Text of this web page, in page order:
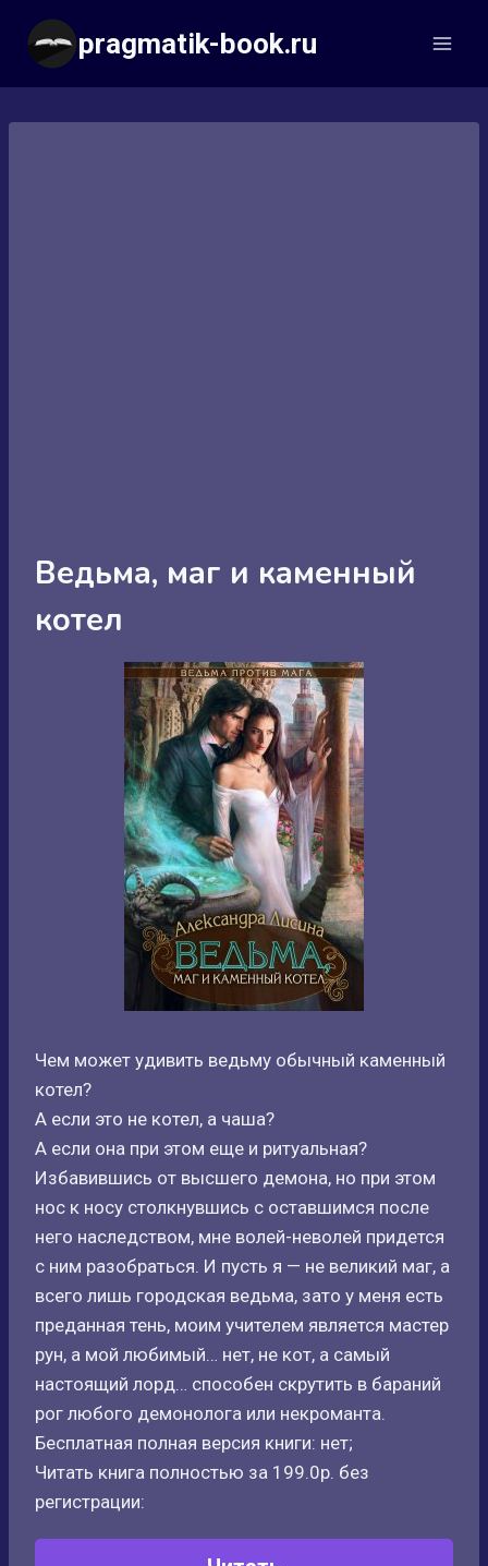
Перейти
содержимому
pragmatik-book.ru
Ведьма, маг и каменный
котел
Чем может удивить ведьму обычный каменный
котел?
А если это не котел, а чаша?
А если она при этом еще и ритуальная?
Избавившись от высшего демона, но при этом
нос к носу столкнувшись с оставшимся после
него наследством, мне волей-неволей придется
с ним разобраться. И пусть я — не великий маг, а
всего лишь городская ведьма, зато у меня есть
преданная тень, моим учителем является мастер
рун, а мой любимый… нет, не кот, а самый
настоящий лорд… способен скрутить в бараний
рог любого демонолога или некроманта.
Бесплатная полная версия книги: нет;
Читать книга полностью за 199.0р. без
регистрации: